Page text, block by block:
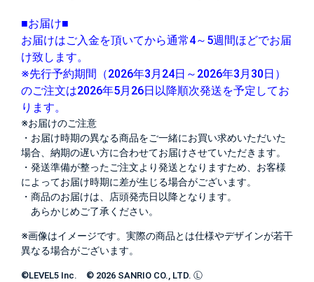
■お届け■
お届けはご入金を頂いてから通常4～5週間ほどでお届
け致します。
※先行予約期間（2026年3月24日～2026年3月30日）
のご注文は2026年5月26日以降順次発送を予定してお
ります。
※お届けのご注意
・お届け時期の異なる商品をご一緒にお買い求めいただいた
場合、納期の遅い方に合わせてお届けさせていただきます。
・発送準備が整ったご注文より発送となりますため、お客様
によってお届け時期に差が生じる場合がございます。
・商品のお届けは、店頭発売日以降となります。
あらかじめご了承ください。
※画像はイメージです。実際の商品とは仕様やデザインが若干
異なる場合がございます。
©LEVEL5 Inc. © 2026 SANRIO CO., LTD. Ⓛ